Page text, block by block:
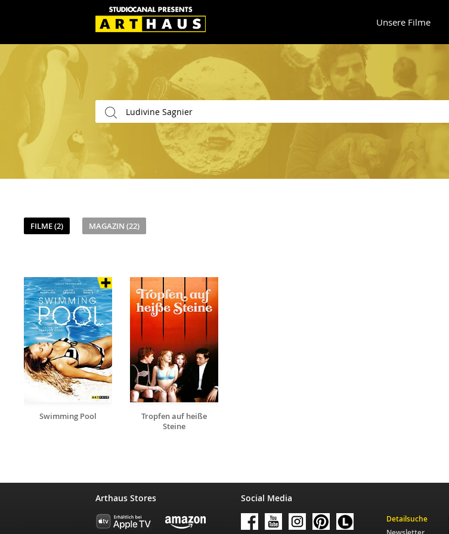
Unsere Filme
FILME (2) MAGAZIN (22)
Swimming Pool
Tropfen auf heiße
Steine
Arthaus Stores Social Media
Detailsuche